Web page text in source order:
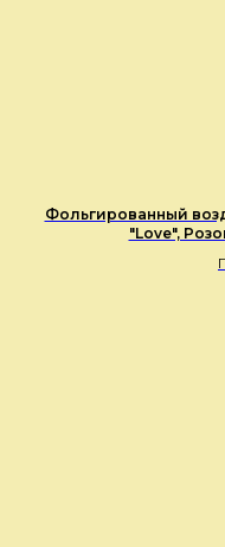
Фольгированный
"Love",